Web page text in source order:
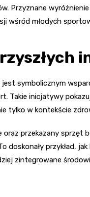
Przyznane
wśród młodych
symbolicznym
Takie inicjatywy
tylko w kontekście
przekazany sprzęt
doskonały przykład,
zintegrowane